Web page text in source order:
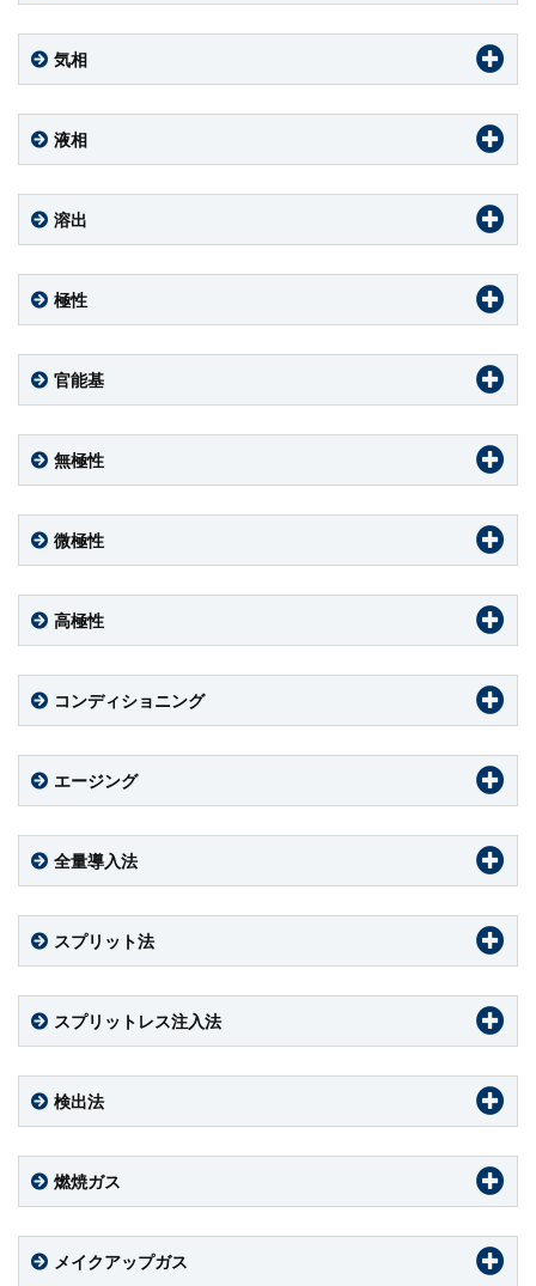
気相
液相
溶出
極性
官能基
無極性
微極性
高極性
コンディショニング
エージング
全量導入法
スプリット法
スプリットレス注入法
検出法
燃焼ガス
メイクアップガス